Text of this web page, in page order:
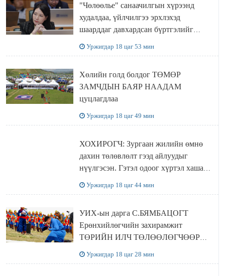
"Чөлөөлье" санаачилгын хүрээнд
худалдаа, үйлчилгээ эрхлэхэд
шаарддаг давхардсан бүртгэлийг
Уржигдар 18 цаг 53 мин
Хөлийн голд болдог ТӨМӨР
ЗАМЧДЫН БАЯР НААДАМ
цуцлагдлаа
Уржигдар 18 цаг 49 мин
ХОХИРОГЧ: Зургаан жилийн өмнө
дахин төлөвлөлт гээд айлуудыг
нүүлгэсэн. Гэтэл одоог хүртэл хашаа
Уржигдар 18 цаг 44 мин
УИХ-ын дарга С.БЯМБАЦОГТ
Ерөнхийлөгчийн захирамжит
ТӨРИЙН ИЛЧ ТӨЛӨӨЛӨГЧӨӨР
Уржигдар 18 цаг 28 мин